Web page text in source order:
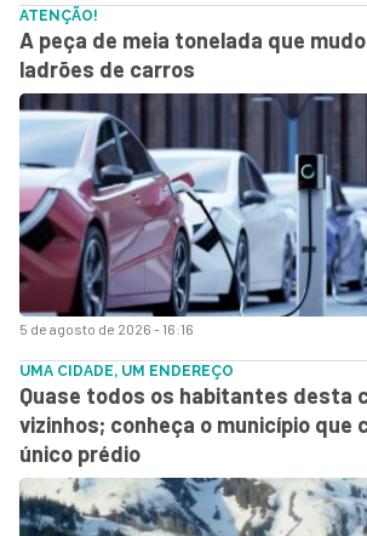
5 de agosto de 2026 - 16:16
ATENÇÃO!
A peça de meia tonelada que
ladrões de carros
UMA CIDADE, UM ENDEREÇO
Quase todos os habitantes desta
vizinhos; conheça o município que
único prédio